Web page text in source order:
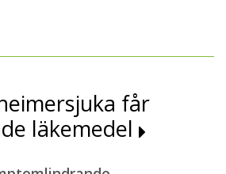
får
läkemedel